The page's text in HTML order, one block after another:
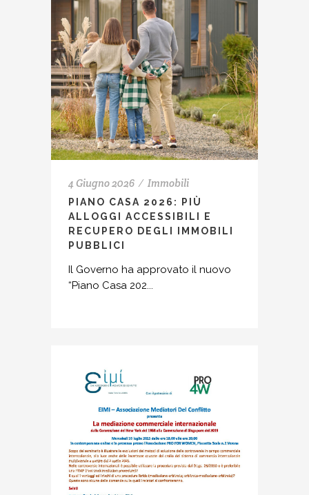
4 Giugno 2026 Immobili
PIANO CASA 2026: PIÙ
ALLOGGI ACCESSIBILI E
RECUPERO DEGLI IMMOBILI
PUBBLICI
Il Governo ha approvato il nuovo
“Piano Casa 202...